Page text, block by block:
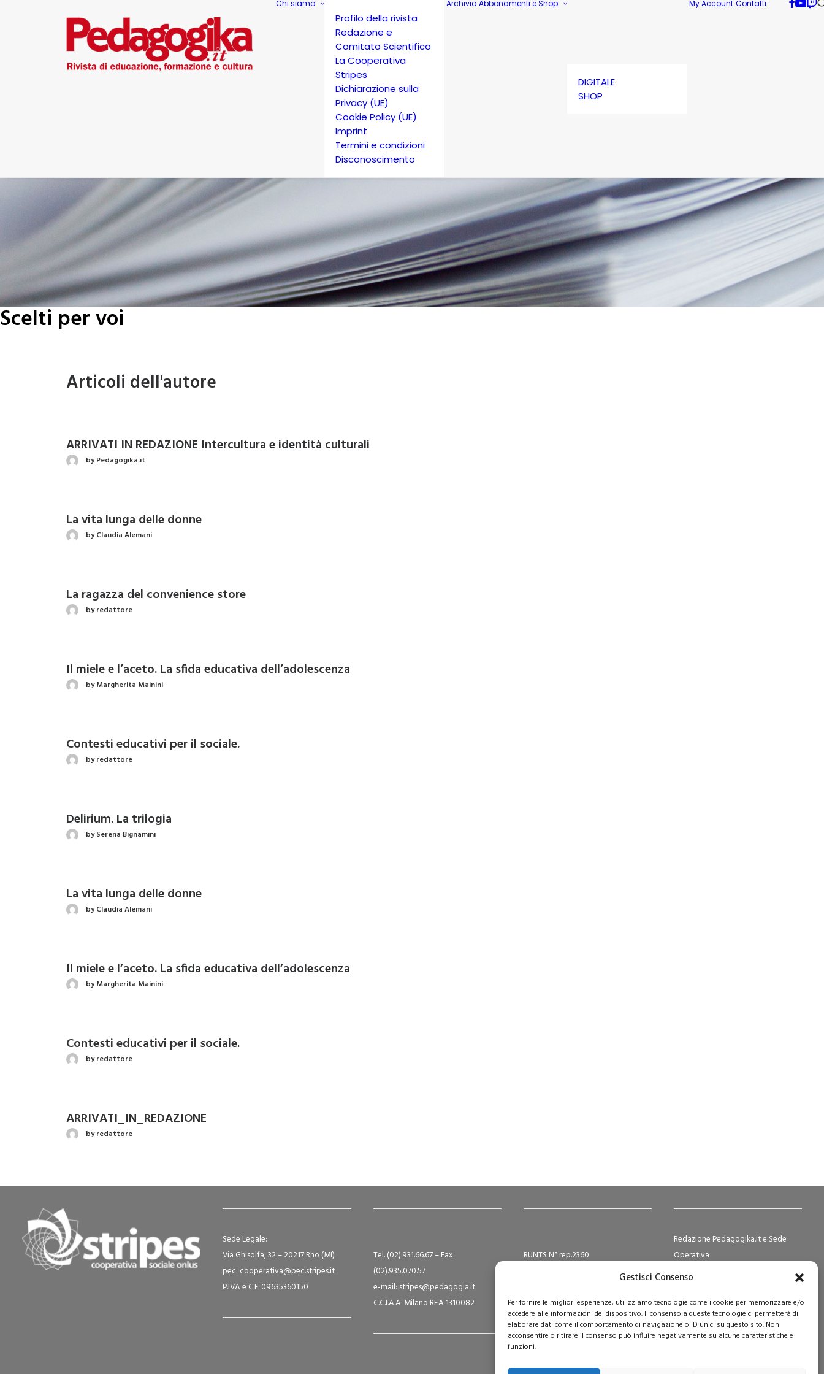
Gestisci Consenso
Per fornire le migliori esperienze, utilizziamo tecnologie come i cookie per memorizzare e/o
accedere alle informazioni del dispositivo. Il consenso a queste tecnologie ci permetterà di
elaborare dati come il comportamento di navigazione o ID unici su questo sito. Non
acconsentire o ritirare il consenso può influire negativamente su alcune caratteristiche e
funzioni.
Chi siamo
Profilo della rivista
Redazione e
Comitato Scientifico
La Cooperativa
Stripes
Dichiarazione sulla
Privacy (UE)
Cookie Policy (UE)
Imprint
Termini e condizioni
Disconoscimento
Archivio Abbonamenti e Shop
DIGITALE
SHOP
My Account Contatti
Scelti per voi
Articoli dell'autore
ARRIVATI IN REDAZIONE Intercultura e identità culturali
by Pedagogika.it
La vita lunga delle donne
by Claudia Alemani
La ragazza del convenience store
by redattore
Il miele e l’aceto. La sfida educativa dell’adolescenza
by Margherita Mainini
Contesti educativi per il sociale.
by redattore
Delirium. La trilogia
by Serena Bignamini
La vita lunga delle donne
by Claudia Alemani
Il miele e l’aceto. La sfida educativa dell’adolescenza
by Margherita Mainini
Contesti educativi per il sociale.
by redattore
ARRIVATI_IN_REDAZIONE
by redattore
Sede Legale:
Via Ghisolfa, 32 – 20217 Rho (MI)
pec: cooperativa@pec.stripes.it
P.IVA e C.F. 09635360150
Tel. (02).931.66.67 – Fax
(02).935.070.57
e-mail: stripes@pedagogia.it
C.C.I.A.A. Milano REA 1310082
RUNTS N° rep.2360
Albo Società Cooperative N°
Capitale Sociale i.v. € 365.108,00
Redazione Pedagogika.it e Sede
Operativa
Via San Domenico Savio, 6 – 20017
Reg. Tribunale: n. 187 del 29/03/97 |
ISSN: 1593-2259
Web:www.pedagogia.it